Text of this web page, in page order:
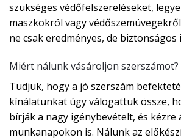
szükséges védőfelszereléseket,
maszkokról vagy
ne csak eredményes, de biztonságos
Miért nálunk vásároljon szerszámot?
Tudjuk, hogy a jó szerszám
kínálatunkat úgy válogattuk össze,
bírják a nagy igénybevételt, és kézre
munkanapokon is. Nálunk az